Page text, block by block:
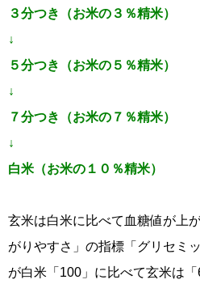
３分つき（お米の３％精米）
↓
５分つき（お米の５％精米）
↓
７分つき（お米の７％精米）
↓
白米（お米の１０％精米）
玄米は白米に比べて血糖値が上
がりやすさ」の指標「グリセミ
が白米「100」に比べて玄米は「